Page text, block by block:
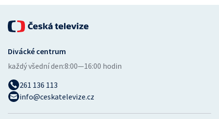
Volejbal
Ostatní
Divácké centrum
každý všední den:8:00—16:00 hodin
261 136 113
info@ceskatelevize.cz